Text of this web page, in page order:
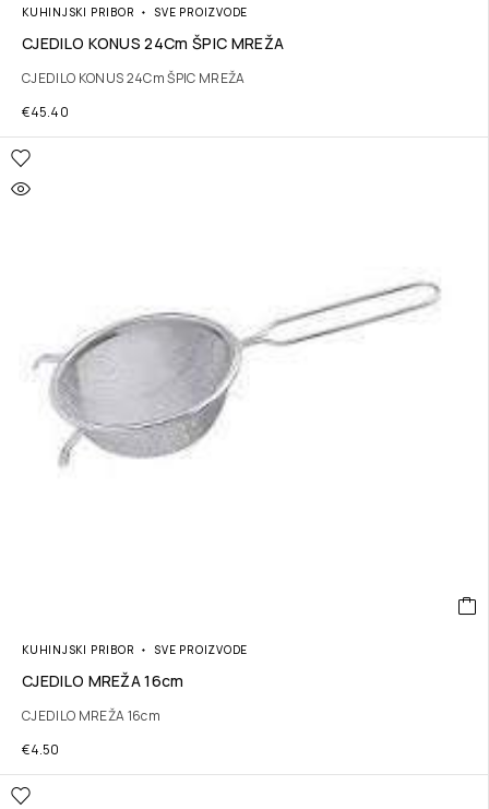
KUHINJSKI PRIBOR SVE PROIZVODE
CJEDILO KONUS 24Cm ŠPIC MREŽA
CJEDILO KONUS 24Cm ŠPIC MREŽA
€45.40
KUHINJSKI PRIBOR SVE PROIZVODE
CJEDILO MREŽA 16cm
CJEDILO MREŽA 16cm
€4.50